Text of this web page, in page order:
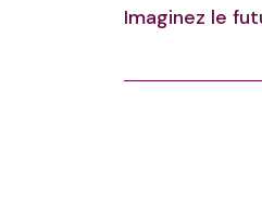
Imaginez le